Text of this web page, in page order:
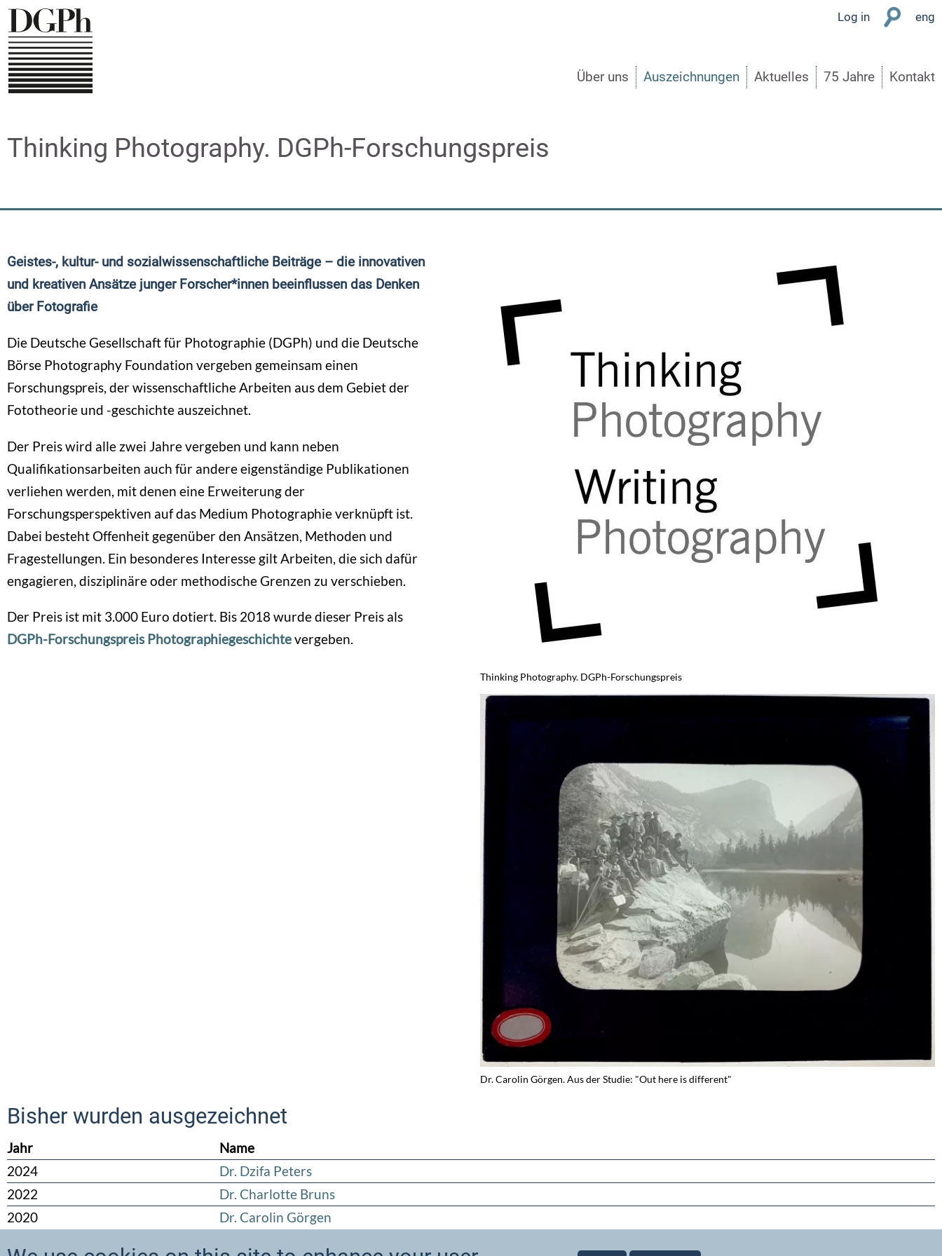
Skip
to
main
content
User
Log in eng
Über uns Auszeichnungen Aktuelles 75 Jahre Kontakt
Thinking Photography. DGPh-Forschungspreis
Geistes-, kultur- und sozialwissenschaftliche Beiträge – die innovativen
und kreativen Ansätze junger Forscher*innen beeinflussen das Denken
über Fotografie
Die Deutsche Gesellschaft für Photographie (DGPh) und die Deutsche
Börse Photography Foundation vergeben gemeinsam einen
Forschungspreis, der wissenschaftliche Arbeiten aus dem Gebiet der
Fototheorie und -geschichte auszeichnet.
Der Preis wird alle zwei Jahre vergeben und kann neben
Qualifikationsarbeiten auch für andere eigenständige Publikationen
verliehen werden, mit denen eine Erweiterung der
Forschungsperspektiven auf das Medium Photographie verknüpft ist.
Dabei besteht Offenheit gegenüber den Ansätzen, Methoden und
Fragestellungen. Ein besonderes Interesse gilt Arbeiten, die sich dafür
engagieren, disziplinäre oder methodische Grenzen zu verschieben.
Der Preis ist mit 3.000 Euro dotiert. Bis 2018 wurde dieser Preis als
DGPh-Forschungspreis Photographiegeschichtevergeben.
Thinking Photography. DGPh-Forschungspreis
Dr. Carolin Görgen. Aus der Studie: "Out here is different"
Bisher wurden ausgezeichnet
Jahr
Name
2024
Dr. Dzifa Peters
2022
Dr. Charlotte Bruns
2020
Dr. Carolin Görgen